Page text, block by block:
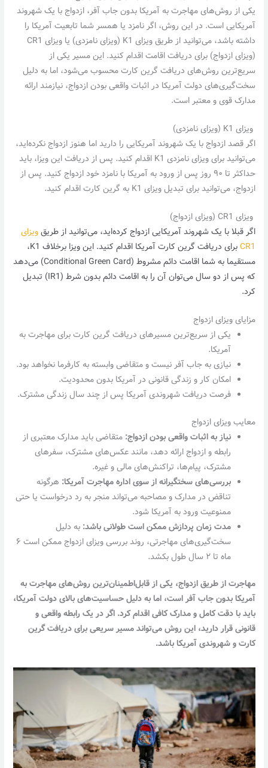
یکی از روش‌های مهاجرت به آمریکا بدون جاب آفر، ازدواج با یک شهروند
آمریکایی است. در این روش، اگر نامزد یا همسر شما تابعیت آمریکا را
داشته باشد، می‌توانید از طریق ویزای K1 (ویزای نامزدی) یا ویزای CR1
(ویزای ازدواج) برای دریافت اقامت اقدام کنید. این مسیر یکی از
سریع‌ترین روش‌های دریافت گرین کارت محسوب می‌شود، اما به دلیل
سخت‌گیری‌های دولت آمریکا در اثبات واقعی بودن ازدواج، نیازمند ارائه
مدارک قوی و معتبر است.
ویزای K1 (ویزای نامزدی)
اگر قصد ازدواج با یک شهروند آمریکایی را دارید اما هنوز ازدواج نکرده‌اید،
می‌توانید برای ویزای نامزدی K1 اقدام کنید. پس از دریافت این ویزا، باید
حداکثر تا ۹۰ روز پس از ورود به آمریکا با نامزد خود ازدواج کنید. پس از
ازدواج، می‌توانید برای تبدیل ویزای K1 به گرین کارت اقدام کنید.
ویزای CR1 (ویزای ازدواج)
اگر قبلا با یک شهروند آمریکایی ازدواج کرده‌اید، می‌توانید از طریقویزای
CR1
برای دریافت گرین کارت آمریکا اقدام کنید. این ویزا برخلاف K1،
مستقیما به شما اقامت دائم مشروط (Conditional Green Card) می‌دهد
که پس از دو سال می‌توان آن را به اقامت دائم بدون شرط (IR1) تبدیل
کرد.
مزایای ویزای ازدواج
یکی از سریع‌ترین مسیرهای دریافت گرین کارت برای مهاجرت به
آمریکا.
نیازی به جاب آفر نیست و متقاضی وابسته به کارفرما نخواهد بود.
امکان کار و زندگی قانونی در آمریکا بدون محدودیت.
فرصت دریافت شهروندی آمریکا پس از چند سال زندگی مشترک.
معایب ویزای ازدواج
نیاز به اثبات واقعی بودن ازدواج: متقاضی باید مدارک معتبری از
رابطه و ازدواج ارائه دهد، مانند عکس‌های مشترک، سفرهای
مشترک، پیام‌ها، تراکنش‌های مالی و غیره.
بررسی‌های سختگیرانه از سوی اداره مهاجرت آمریکا: هرگونه
تناقض در مدارک و مصاحبه می‌تواند منجر به رد درخواست یا حتی
ممنوعیت ورود به آمریکا شود.
مدت زمان پردازش ممکن است طولانی باشد: به دلیل
سخت‌گیری‌های مهاجرتی، روند بررسی ویزای ازدواج ممکن است ۶
ماه تا ۲ سال طول بکشد.
مهاجرت از طریق ازدواج، یکی از قابل‌اطمینان‌ترین روش‌های مهاجرت به
آمریکا بدون جاب آفر است، اما به دلیل حساسیت‌های بالای دولت آمریکا،
باید با دقت کامل و مدارک کافی اقدام کرد. اگر در یک رابطه واقعی و
قانونی قرار دارید، این روش می‌تواند مسیر سریعی برای دریافت گرین
کارت و شهروندی آمریکا باشد.